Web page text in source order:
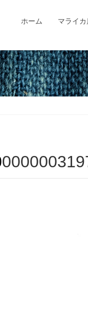
ホーム マライ